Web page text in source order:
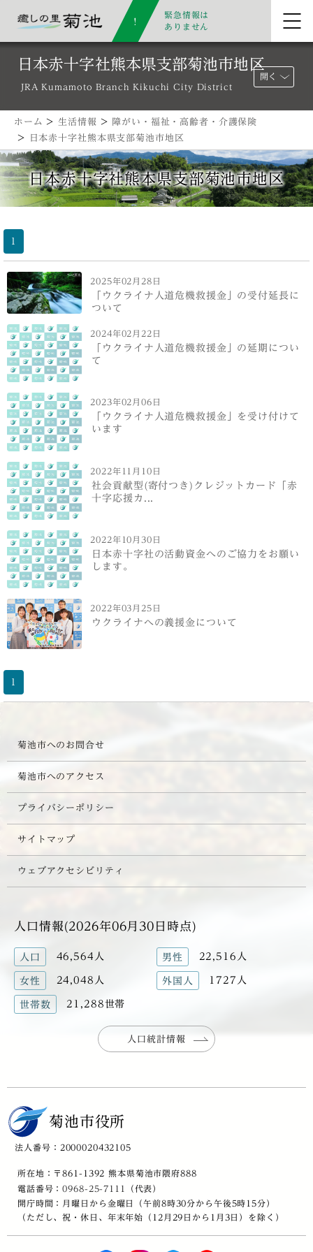
緊急情報は
ありません
日本赤十字社熊本県支部菊池市地区
JRA Kumamoto Branch Kikuchi City District
開く
ホーム >生活情報 >
障がい・福祉・高齢者・介護保険
>
日本赤十字社熊本県支部菊池市地区
日本赤十字社熊本県支部菊池市地区
1
2025年02月28日
「ウクライナ人道危機救援金」の受付延長に
ついて
2024年02月22日
「ウクライナ人道危機救援金」の延期につい
て
2023年02月06日
「ウクライナ人道危機救援金」を受け付けて
います
2022年11月10日
社会貢献型(寄付つき)クレジットカード「赤
十字応援カ...
2022年10月30日
日本赤十字社の活動資金へのご協力をお願い
します。
2022年03月25日
ウクライナへの義援金について
1
菊池市へのお問合せ
菊池市へのアクセス
プライバシーポリシー
サイトマップ
ウェブアクセシビリティ
人口情報(2026年06月30日時点)
人口 46,564人 男性 22,516人
女性 24,048人 外国人 1727人
世帯数 21,288世帯
人口統計情報
菊池市役所
法人番号：2000020432105
所在地：〒861-1392 熊本県菊池市隈府888
電話番号：0968-25-7111
（代表）
開庁時間：月曜日から金曜日（午前8時30分から午後5時15分）
（ただし、祝・休日、年末年始（12月29日から1月3日）を除く）